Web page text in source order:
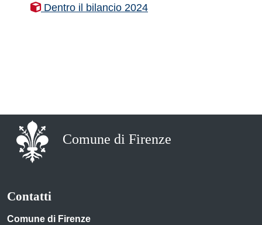
Dentro il bilancio 2024
Comune di Firenze
Contatti
Comune di Firenze